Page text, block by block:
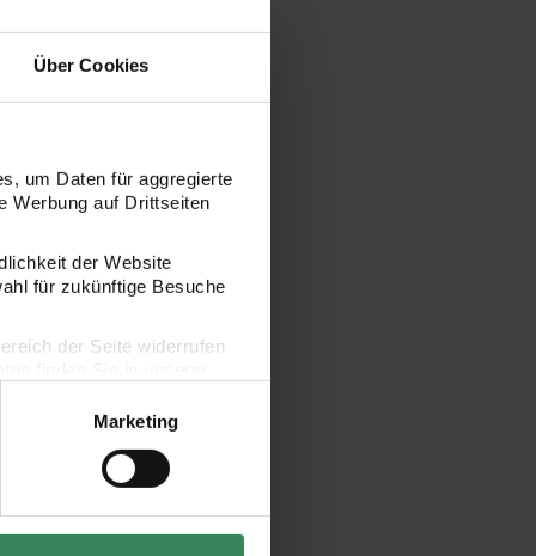
Über Cookies
um Daten für aggregierte
Werbung auf Drittseiten
der Website
für zukünftige Besuche
der Seite widerrufen
Marketing